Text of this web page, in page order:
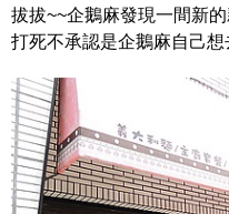
拔拔~~企鵝麻發現一間新
打死不承認是企鵝麻自己